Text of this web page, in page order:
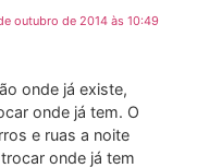
outubro de 2014 às 10:49
onde já existe,
onde já tem. O
e ruas a noite
onde já tem